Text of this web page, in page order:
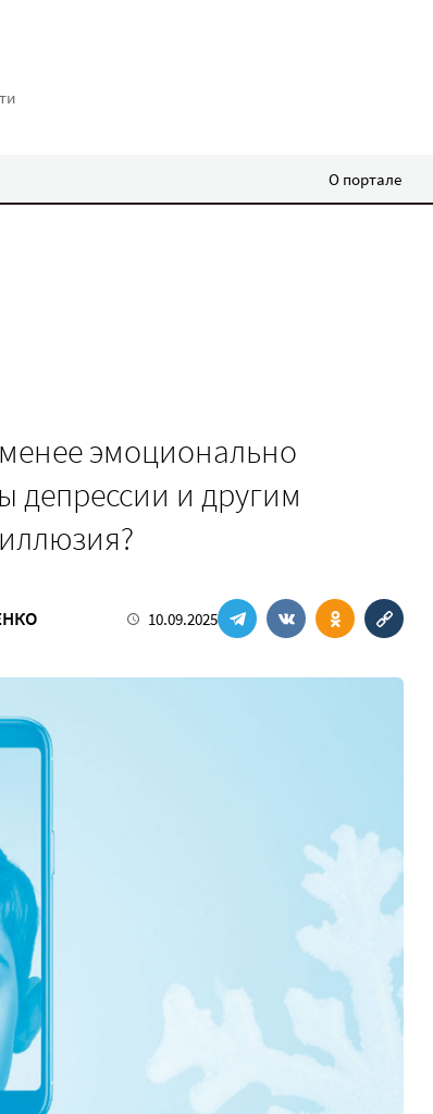
О портале
эмоционально
депрессии и другим
10.09.2025